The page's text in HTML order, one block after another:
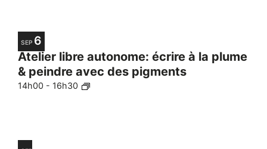
SEP 6
Atelier libre autonome: écrire à la plume
& peindre avec des pigments
14h00 - 16h30